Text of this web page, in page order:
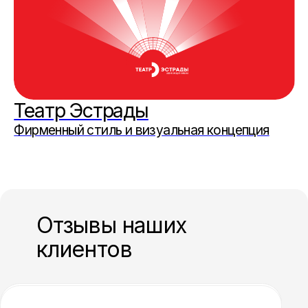
Отзывы наших
клиентов
Говорим о брендах
Брендбук. Зачем этот Талмуд заказчику?